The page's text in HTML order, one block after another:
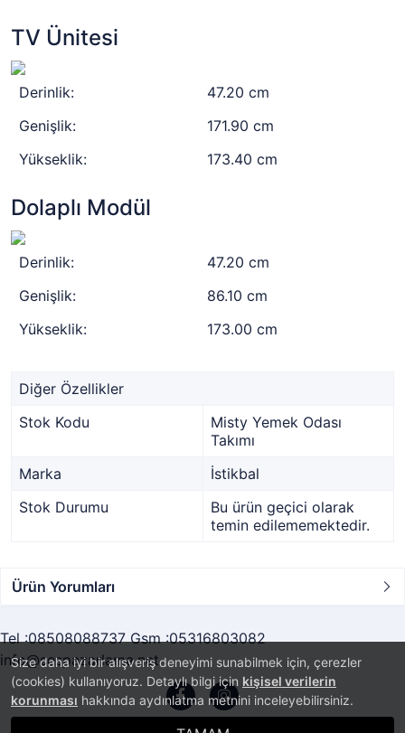
Size daha iyi bir alışveriş deneyimi sunabilmek için, çerezler
(cookies) kullanıyoruz. Detaylı bilgi için kişisel verilerin
korunması hakkında aydınlatma metnini inceleyebilirsiniz.
TV Ünitesi
Derinlik:
47.20 cm
Genişlik:
171.90 cm
Yükseklik:
173.40 cm
Dolaplı Modül
Derinlik:
47.20 cm
Genişlik:
86.10 cm
Yükseklik:
173.00 cm
Diğer Özellikler
Stok Kodu
Misty Yemek Odası
Takımı
Marka
İstikbal
Stok Durumu
Bu ürün geçici olarak
temin edilememektedir.
Ürün Yorumları
Tel :08508088737 Gsm :05316803082
info@sespazarlama.net